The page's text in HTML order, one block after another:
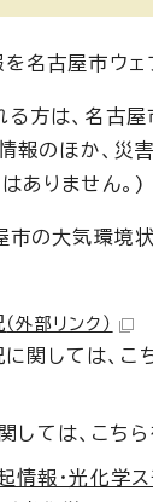
名古屋市ウェ
方は、名古屋
のほか、災
ありません。)
市の大気環境
（外部リンク）
関しては、こ
しては、こちら
報・光化学